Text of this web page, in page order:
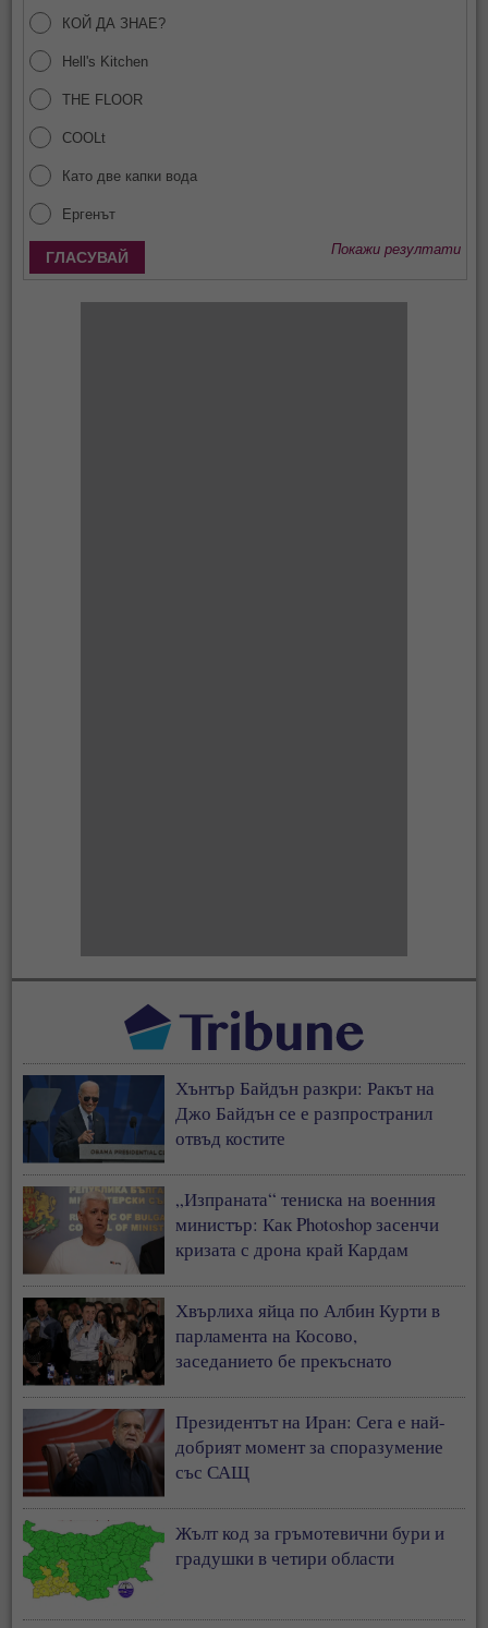
КОЙ ДА ЗНАЕ?
Hell's Kitchen
THE FLOOR
COOLt
Като две капки вода
Ергенът
Покажи резултати
Хънтър Байдън разкри: Ракът на
Джо Байдън се е разпространил
отвъд костите
„Изпраната“ тениска на военния
министър: Как Photoshop засенчи
кризата с дрона край Кардам
Хвърлиха яйца по Албин Курти в
парламента на Косово,
заседанието бе прекъснато
Президентът на Иран: Сега е най-
добрият момент за споразумение
със САЩ
Жълт код за гръмотевични бури и
градушки в четири области